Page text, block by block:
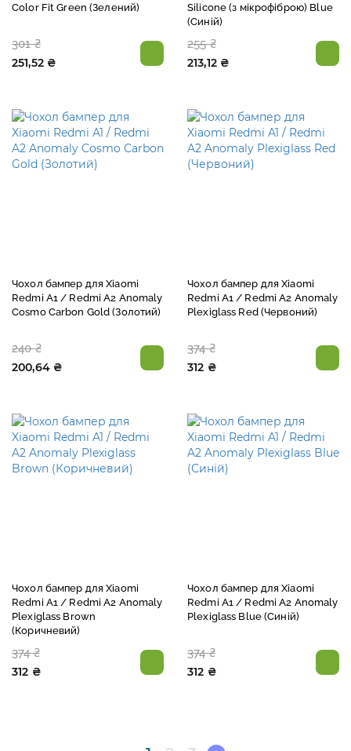
Color Fit Green (Зелений)
301 ₴
251,52 ₴
Silicone (з мікрофіброю) Blue
(Синій)
255 ₴
213,12 ₴
Чохол бампер для Xiaomi
Redmi A1 / Redmi A2 Anomaly
Cosmo Carbon Gold (Золотий)
240 ₴
200,64 ₴
Чохол бампер для Xiaomi
Redmi A1 / Redmi A2 Anomaly
Plexiglass Red (Червоний)
374 ₴
312 ₴
Чохол бампер для Xiaomi
Redmi A1 / Redmi A2 Anomaly
Plexiglass Brown
(Коричневий)
374 ₴
312 ₴
Чохол бампер для Xiaomi
Redmi A1 / Redmi A2 Anomaly
Plexiglass Blue (Синій)
374 ₴
312 ₴